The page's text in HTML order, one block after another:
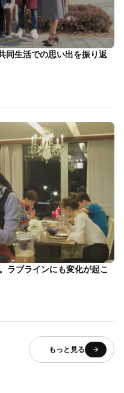
同生活での思い出を振り返
ラブラインにも変化が起こ
もっと見る